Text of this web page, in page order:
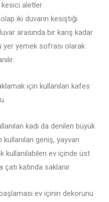
aletler
iki duvarın kesiştiği
arasında bir karış kadar
yer yemek sofrası olarak
için kullanılan kafes
kadi da denilen büyük
geniş, yayvan
kullanılabilen ev içinde üst
katında saklanır.
ev içinin dekorunu